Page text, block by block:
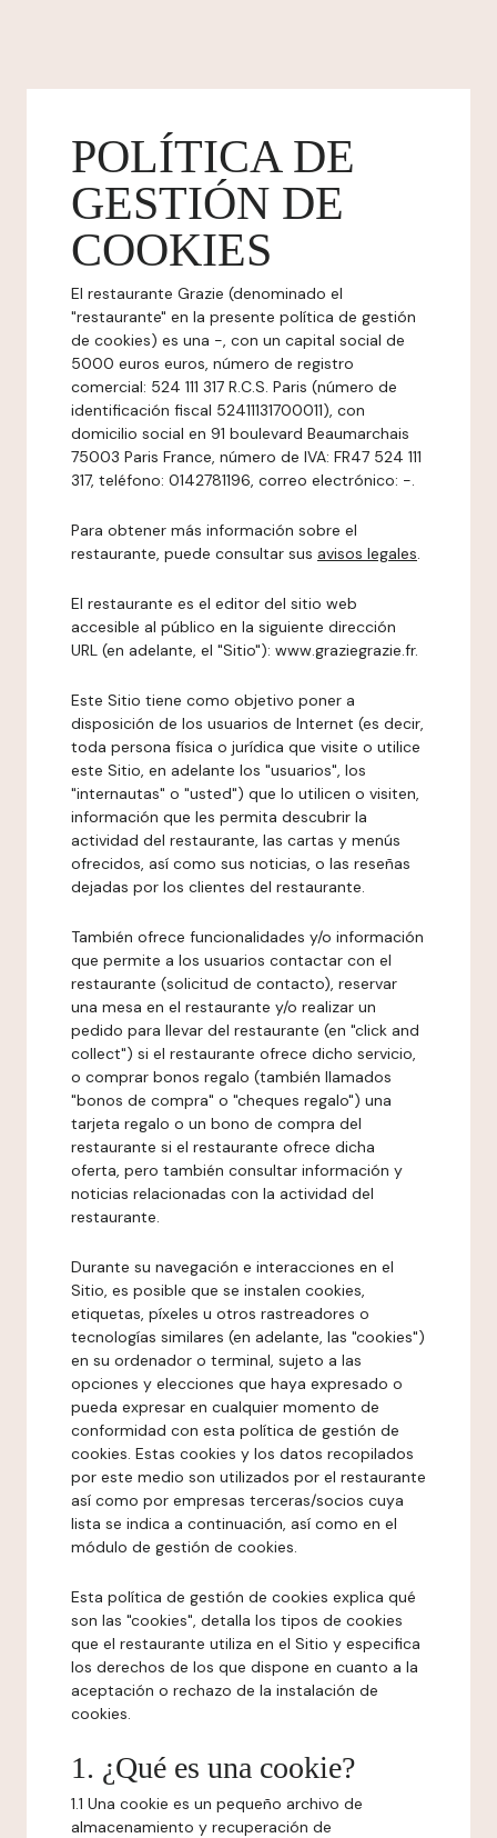
POLÍTICA DE
GESTIÓN DE
COOKIES
El restaurante Grazie (denominado el
"restaurante" en la presente política de gestión
de cookies) es una -, con un capital social de
5000 euros euros, número de registro
comercial: 524 111 317 R.C.S. Paris (número de
identificación fiscal 52411131700011), con
domicilio social en 91 boulevard Beaumarchais
75003 Paris France, número de IVA: FR47 524 111
317, teléfono: 0142781196, correo electrónico: -.
Para obtener más información sobre el
restaurante, puede consultar sus avisos legales.
El restaurante es el editor del sitio web
accesible al público en la siguiente dirección
URL (en adelante, el "Sitio"): www.graziegrazie.fr.
Este Sitio tiene como objetivo poner a
disposición de los usuarios de Internet (es decir,
toda persona física o jurídica que visite o utilice
este Sitio, en adelante los "usuarios", los
"internautas" o "usted") que lo utilicen o visiten,
información que les permita descubrir la
actividad del restaurante, las cartas y menús
ofrecidos, así como sus noticias, o las reseñas
dejadas por los clientes del restaurante.
También ofrece funcionalidades y/o información
que permite a los usuarios contactar con el
restaurante (solicitud de contacto), reservar
una mesa en el restaurante y/o realizar un
pedido para llevar del restaurante (en "click and
collect") si el restaurante ofrece dicho servicio,
o comprar bonos regalo (también llamados
"bonos de compra" o "cheques regalo") una
tarjeta regalo o un bono de compra del
restaurante si el restaurante ofrece dicha
oferta, pero también consultar información y
noticias relacionadas con la actividad del
restaurante.
Durante su navegación e interacciones en el
Sitio, es posible que se instalen cookies,
etiquetas, píxeles u otros rastreadores o
tecnologías similares (en adelante, las "cookies")
en su ordenador o terminal, sujeto a las
opciones y elecciones que haya expresado o
pueda expresar en cualquier momento de
conformidad con esta política de gestión de
cookies. Estas cookies y los datos recopilados
por este medio son utilizados por el restaurante
así como por empresas terceras/socios cuya
lista se indica a continuación, así como en el
módulo de gestión de cookies.
Esta política de gestión de cookies explica qué
son las "cookies", detalla los tipos de cookies
que el restaurante utiliza en el Sitio y especifica
los derechos de los que dispone en cuanto a la
aceptación o rechazo de la instalación de
cookies.
1. ¿Qué es una cookie?
1.1 Una cookie es un pequeño archivo de
almacenamiento y recuperación de